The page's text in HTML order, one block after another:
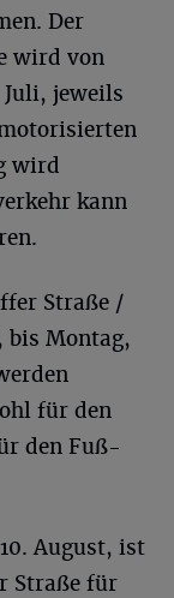
Der
wird von
Juli, jeweils
wird
kann
Straße /
bis Montag,
für den
den Fuß-
August, ist
Straße für